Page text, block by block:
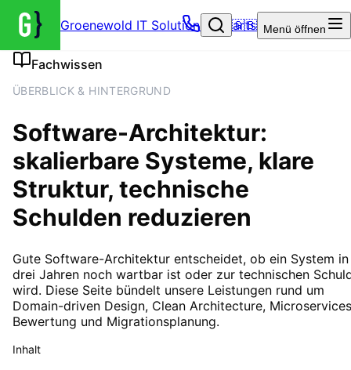
Groenewold IT Solutions – Startseite
🇬🇧 Menü öffnen
Fachwissen
ÜBERBLICK & HINTERGRUND
Software-Architektur:
skalierbare Systeme, klare
Struktur, technische
Schulden reduzieren
Gute Software-Architektur entscheidet, ob ein System in
drei Jahren noch wartbar ist oder zur technischen
wird. Diese Seite bündelt unsere Leistungen rund um
Domain-driven Design, Clean Architecture,
Bewertung und Migrationsplanung.
Inhalt